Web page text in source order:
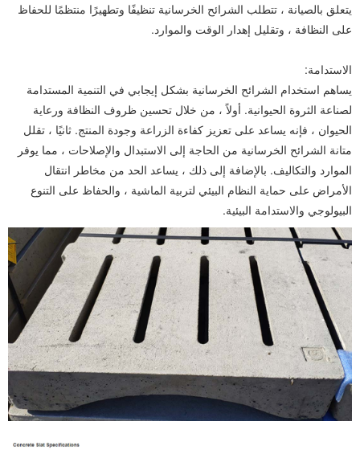
يتعلق بالصيانة ، تتطلب الشرائح الخرسانية تنظيفًا وتطهيرًا منتظمًا للحفاظ
على النظافة ، وتقليل إهدار الوقت والموارد.
الاستدامة:
يساهم استخدام الشرائح الخرسانية بشكل إيجابي في التنمية المستدامة
لصناعة الثروة الحيوانية. أولاً ، من خلال تحسين ظروف النظافة ورعاية
الحيوان ، فإنه يساعد على تعزيز كفاءة الزراعة وجودة المنتج. ثانيًا ، تقلل
متانة الشرائح الخرسانية من الحاجة إلى الاستبدال والإصلاحات ، مما يوفر
الموارد والتكاليف. بالإضافة إلى ذلك ، يساعد الحد من مخاطر انتقال
الأمراض على حماية النظام البيئي لتربية الماشية ، والحفاظ على التنوع
البيولوجي والاستدامة البيئية.